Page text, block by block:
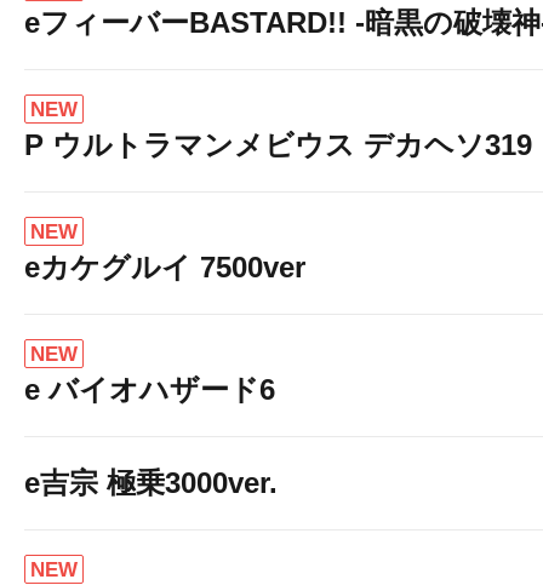
eフィーバーBASTARD!! -暗黒の破壊
NEW
P ウルトラマンメビウス デカヘソ319
NEW
eカケグルイ 7500ver
NEW
e バイオハザード6
e吉宗 極乗3000ver.
NEW